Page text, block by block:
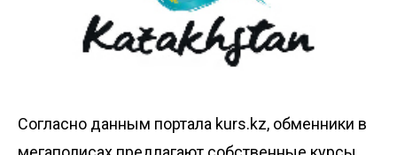
Согласно данным портала kurs.kz, обменники в